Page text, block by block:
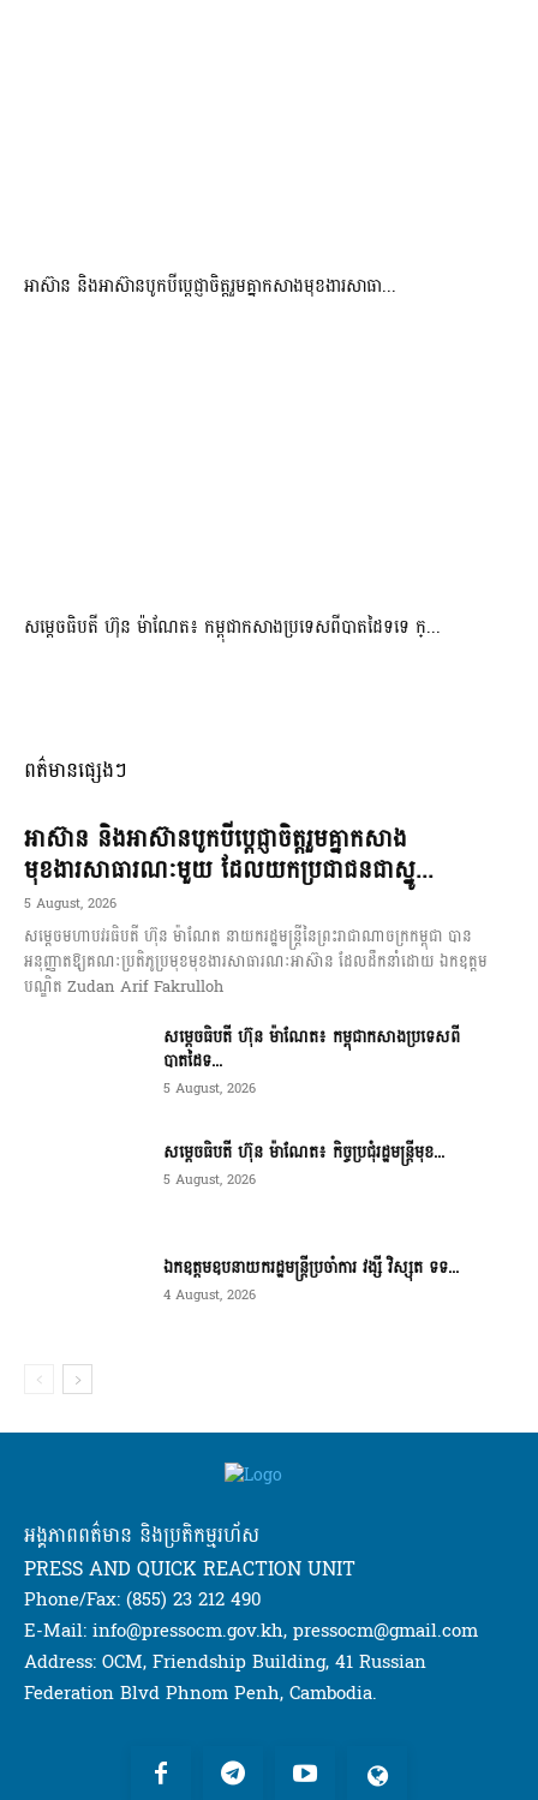
អាស៊ាន និងអាស៊ានបូកបីប្តេជ្ញាចិត្តរួមគ្នាកសាងមុខងារសាធា...
សម្ដេចធិបតី ហ៊ុន ម៉ាណែត៖ កម្ពុជាកសាងប្រទេសពីបាតដៃទទេ ក្...
ពត៌មានផ្សេងៗ
អាស៊ាន និងអាស៊ានបូកបីប្តេជ្ញាចិត្តរួមគ្នាកសាង
មុខងារសាធារណៈមួយ ដែលយកប្រជាជនជាស្នូ...
5 August, 2026
សម្តេចមហាបវរធិបតី ហ៊ុន ម៉ាណែត នាយករដ្ឋមន្ត្រីនៃព្រះរាជាណាចក្រកម្ពុជា បាន
អនុញ្ញាតឱ្យគណៈប្រតិភូប្រមុខមុខងារសាធារណៈអាស៊ាន ដែលដឹកនាំដោយ ឯកឧត្តម
បណ្ឌិត Zudan Arif Fakrulloh
សម្ដេចធិបតី ហ៊ុន ម៉ាណែត៖ កម្ពុជាកសាងប្រទេសពី
បាតដៃទ...
5 August, 2026
សម្ដេចធិបតី ហ៊ុន ម៉ាណែត៖ កិច្ចប្រជុំរដ្ឋមន្ត្រីមុខ...
5 August, 2026
ឯកឧត្តមឧបនាយករដ្ឋមន្ត្រីប្រចាំការ វង្សី វិស្សុត ទទ...
4 August, 2026
អង្គភាពពត៌មាន និងប្រតិកម្មរហ័ស
PRESS AND QUICK REACTION UNIT
Phone/Fax: (855) 23 212 490
E-Mail: info@pressocm.gov.kh, pressocm@gmail.com
Address: OCM, Friendship Building, 41 Russian
Federation Blvd Phnom Penh, Cambodia.